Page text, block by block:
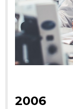
2006